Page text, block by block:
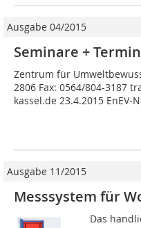
Ausgabe 04/2015
Seminare +
Zentrum für
2806 Fax: 0564/804-3187
kassel.de 23.4.2015 EnEV-
Ausgabe 11/2015
Messsystem für
Das